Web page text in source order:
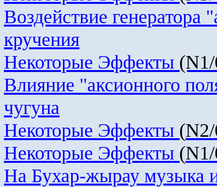
Воздействие генератора "
кручения
Некоторые Эффекты
Влияние "аксионного
чугуна
Некоторые Эффекты (N
Некоторые Эффекты (N
На Бухар-жырау музыка